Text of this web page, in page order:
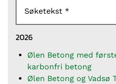
Søketekst
2026
Ølen Betong med
karbonfri betong
Ølen Betong og Vadsø